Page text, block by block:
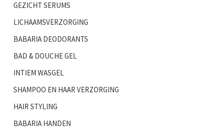
GEZICHT SERUMS
LICHAAMSVERZORGING
BABARIA DEODORANTS
BAD & DOUCHE GEL
INTIEM WASGEL
SHAMPOO EN HAAR VERZORGING
HAIR STYLING
BABARIA HANDEN